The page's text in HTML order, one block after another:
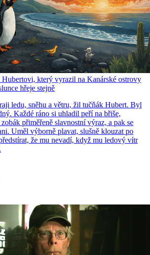
který vyrazil na Kanárské ostrovy
hřeje stejně
ledu, sněhu a větru, žil tučňák Hubert. Byl
Každé ráno si uhladil peří na břiše,
přiměřeně slavnostní výraz, a pak se
Uměl výborně plavat, slušně klouzat po
že mu nevadí, když mu ledový vítr